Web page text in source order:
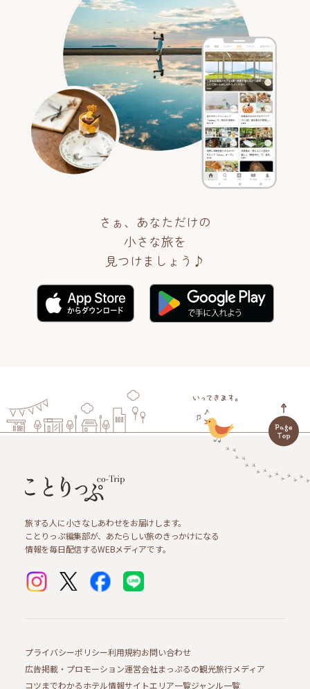
さぁ、あなただけの
小さな旅を
見つけましょう♪
旅する人に小さなしあわせをお届けします。
ことりっぷ編集部が、あたらしい旅のきっかけになる
情報を毎日配信するWEBメディアです。
プライバシーポリシー利用規約お問い合わせ
広告掲載・プロモーション運営会社まっぷるの観光旅行メディア
コツまでわかるホテル情報サイトエリア一覧ジャンル一覧